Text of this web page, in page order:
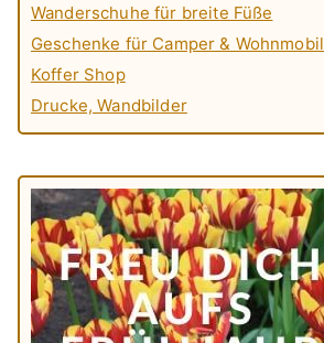
Wanderschuhe für breite Füße
Geschenke für Camper & Wohnmobil
Koffer Shop
Drucke, Wandbilder